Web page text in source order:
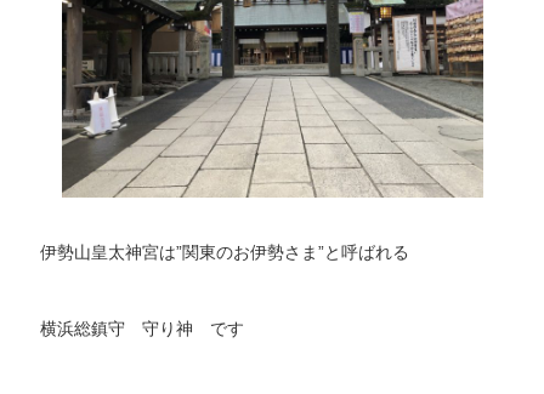
伊勢山皇太神宮は”関東のお伊勢さま”と呼ばれる
横浜総鎮守 守り神 です